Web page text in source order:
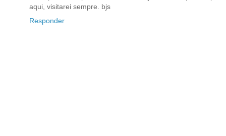
aqui, visitarei sempre. bjs
Responder